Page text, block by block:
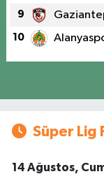
9
10
Süper Lig
14 Ağustos,